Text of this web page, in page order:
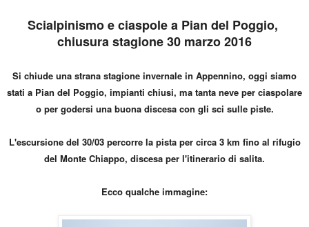
Scialpinismo e ciaspole a Pian del Poggio,
chiusura stagione 30 marzo 2016
Si chiude una strana stagione invernale in Appennino, oggi siamo
stati a Pian del Poggio, impianti chiusi, ma tanta neve per ciaspolare
o per godersi una buona discesa con gli sci sulle piste.
L'escursione del 30/03 percorre la pista per circa 3 km fino al rifugio
del Monte Chiappo, discesa per l'itinerario di salita.
Ecco qualche immagine: